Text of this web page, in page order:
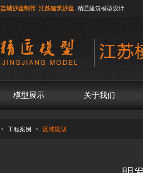
_盐城沙盘制作_江苏建筑沙盘- 精匠建筑模型设计
模型展示 关于我们
> 工程案例 > 区域规划